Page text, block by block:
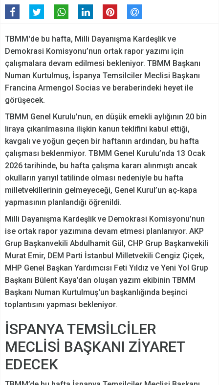
TBMM'de bu hafta, Milli Dayanışma Kardeşlik ve
Demokrasi Komisyonu’nun ortak rapor yazımı için
çalışmalara devam edilmesi bekleniyor. TBMM Başkanı
Numan Kurtulmuş, İspanya Temsilciler Meclisi Başkanı
Francina Armengol Socias ve beraberindeki heyet ile
görüşecek.
TBMM Genel Kurulu’nun, en düşük emekli aylığının 20 bin
liraya çıkarılmasına ilişkin kanun teklifini kabul ettiği,
kavgalı ve yoğun geçen bir haftanın ardından, bu hafta
çalışması beklenmiyor. TBMM Genel Kurulu’nda 13 Ocak
2026 tarihinde, bu hafta çalışma kararı alınmıştı ancak
okulların yarıyıl tatilinde olması nedeniyle bu hafta
milletvekillerinin gelmeyeceği, Genel Kurul’un aç-kapa
yapmasının planlandığı öğrenildi.
Milli Dayanışma Kardeşlik ve Demokrasi Komisyonu’nun
ise ortak rapor yazımına devam etmesi planlanıyor. AKP
Grup Başkanvekili Abdulhamit Gül, CHP Grup Başkanvekili
Murat Emir, DEM Parti İstanbul Milletvekili Cengiz Çiçek,
MHP Genel Başkan Yardımcısı Feti Yıldız ve Yeni Yol Grup
Başkanı Bülent Kaya’dan oluşan yazım ekibinin TBMM
Başkanı Numan Kurtulmuş'un başkanlığında beşinci
toplantısını yapması bekleniyor.
İSPANYA TEMSİLCİLER
MECLİSİ BAŞKANI ZİYARET
EDECEK